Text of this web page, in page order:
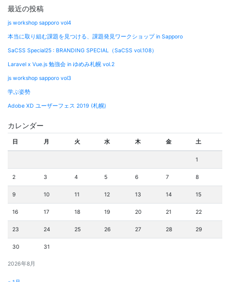
ビ
ゲ
ー
シ
ョ
最近の投稿
js workshop sapporo vol4
本当に取り組む課題を見つける、課題発見ワークショップ in Sapporo
SaCSS Special25 : BRANDING SPECIAL（SaCSS vol.108）
Laravel x Vue.js 勉強会 in ゆめみ札幌 vol.2
js workshop sapporo vol3
学ぶ姿勢
Adobe XD ユーザーフェス 2019 (札幌)
カレンダー
2026年8月
日 月 火 水 木 金 土
1
2 3 4 5 6 7 8
9 10 11 12 13 14 15
16 17 18 19 20 21 22
23 24 25 26 27 28 29
30 31